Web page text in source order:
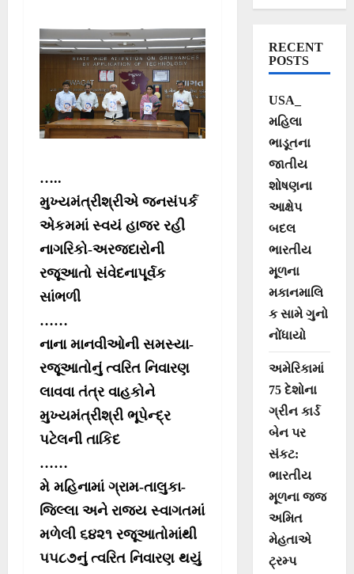
સ્વાગત ઓનલાઇન
જનફરિયાદ
નિવારણ કાર્યક્રમ
…..
મુખ્યમંત્રીશ્રીએ જનસંપર્ક
એકમમાં સ્વયં હાજર રહી
નાગરિકો-અરજદારોની
રજૂઆતો સંવેદનાપૂર્વક
સાંભળી
……
નાના માનવીઓની સમસ્યા-
રજૂઆતોનું ત્વરિત નિવારણ
લાવવા તંત્ર વાહકોને
મુખ્યમંત્રીશ્રી ભૂપેન્દ્ર
પટેલની તાકિદ
……
મે મહિનામાં ગ્રામ-તાલુકા-
જિલ્લા અને રાજ્ય સ્વાગતમાં
મળેલી ૬૪૨૧ રજૂઆતોમાંથી
૫૫૮૭નું ત્વરિત નિવારણ થયું
RECENT
POSTS
USA_
મહિલા
ભાડૂતના
જાતીય
શોષણના
આક્ષેપ
બદલ
ભારતીય
મૂળના
મકાનમાલિ
ક સામે ગુનો
નોંધાયો
અમેરિકામાં
75 દેશોના
ગ્રીન કાર્ડ
બેન પર
સંકટ:
ભારતીય
મૂળના જજ
અમિત
મેહતાએ
ટ્રમ્પ